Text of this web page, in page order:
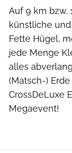
Auf 9 km bzw.
künstliche
Fette Hügel,
jede Menge
alles
(Matsch-)
CrossDeLuxe
Megaevent!